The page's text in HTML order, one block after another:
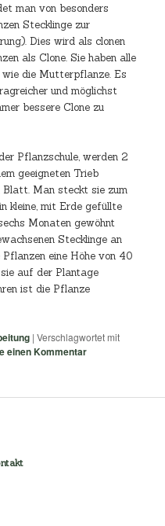
man von besonders
Stecklinge zur
Dies wird als clonen
als Clone. Sie haben alle
die Mutterpflanze. Es
und möglichst
bessere Clone zu
Pflanzschule, werden 2
geeigneten Trieb
Blatt. Man steckt sie zum
kleine, mit Erde gefüllte
Monaten gewöhnt
Stecklinge an
Pflanzen eine Höhe von 40
auf der Plantage
ist die Pflanze
|Verschlagwortet mit
einen Kommentar